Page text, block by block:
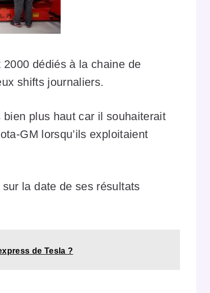
2000 dédiés à la chaine de
shifts journaliers.
bien plus haut car il souhaiterait
GM lorsqu’ils exploitaient
la date de ses résultats
de Tesla ?